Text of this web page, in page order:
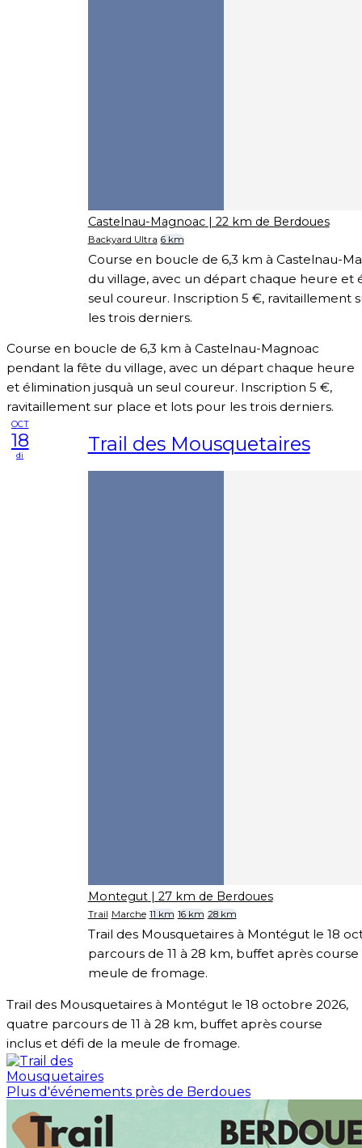
Castelnau-Magnoac | 22 km de Berdoues
Backyard Ultra 6 km
Course en boucle de 6,3 km à Castelnau-
du village, avec un départ chaque heure et
seul coureur. Inscription 5 €, ravitaillement
les trois derniers.
Course en boucle de 6,3 km à Castelnau-Magnoac
pendant la fête du village, avec un départ chaque heure
et élimination jusquà un seul coureur. Inscription 5 €,
ravitaillement sur place et lots pour les trois derniers.
OCT
18
di Trail des Mousquetaires
Montegut | 27 km de Berdoues
Trail Marche 11 km 16 km 28 km
Trail des Mousquetaires à Montégut le 18
parcours de 11 à 28 km, buffet après
meule de fromage.
Trail des Mousquetaires à Montégut le 18 octobre 2026,
quatre parcours de 11 à 28 km, buffet après course
inclus et défi de la meule de fromage.
Plus d'événements près de Berdoues